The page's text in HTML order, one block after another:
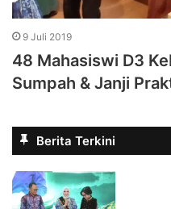
9 Juli 2019
48 Mahasiswi D3
Sumpah & Janji
Berita Terkini